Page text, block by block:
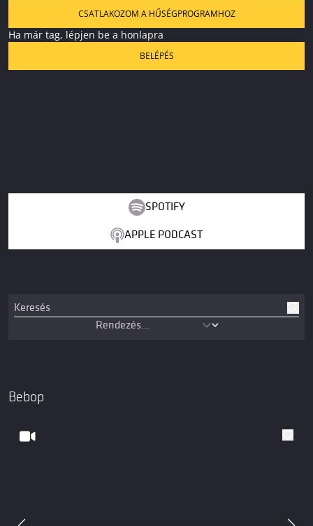
CSATLAKOZOM A HŰSÉGPROGRAMHOZ
Ha már tag, lépjen be a honlapra
BELÉPÉS
SPOTIFY
APPLE PODCAST
Bebop